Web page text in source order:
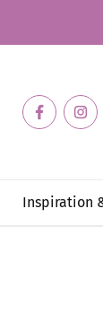
Inspiration